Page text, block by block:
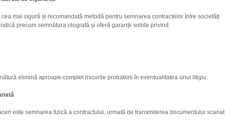
mai sigură și recomandată metodă pentru semnarea contractelor între societăți
precum semnătura olografă și oferă garanții solide privind:
elimină aproape complet riscurile probatorii în eventualitatea unui litigiu.
este semnarea fizică a contractului, urmată de transmiterea documentului scanat